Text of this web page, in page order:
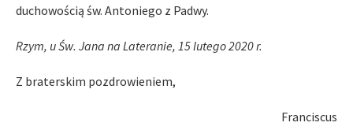
duchowością św. Antoniego z Padwy.
Rzym, u Św. Jana na Lateranie, 15 lutego 2020r.
Z braterskim pozdrowieniem,
Franciscus